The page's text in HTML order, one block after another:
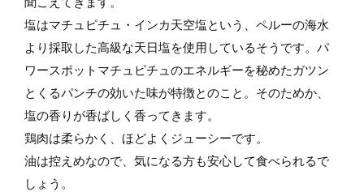
塩はマチュピチュ・インカ天空塩という、ペルーの海水
より採取した高級な天日塩を使用しているそうです。パ
ワースポットマチュピチュのエネルギーを秘めたガツン
とくるパンチの効いた味が特徴とのこと。そのためか、
塩の香りが香ばしく香ってきます。
鶏肉は柔らかく、ほどよくジューシーです。
油は控えめなので、気になる方も安心して食べられるで
しょう。